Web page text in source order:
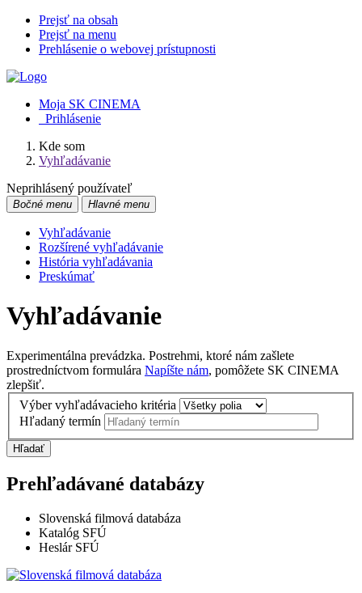
Prejsť na obsah
Prejsť na menu
Prehlásenie o webovej prístupnosti
Moja SK CINEMA
Prihlásenie
Kde som
Vyhľadávanie
Neprihlásený používateľ
Bočné menu Hlavné menu
Vyhľadávanie
Rozšírené vyhľadávanie
História vyhľadávania
Preskúmať
Vyhľadávanie
Experimentálna prevádzka. Postrehmi, ktoré nám zašlete
prostredníctvom formulára Napíšte nám, pomôžete SK CINEMA
zlepšiť.
Výber vyhľadávacieho kritéria
Hľadaný termín
Hľadať
Prehľadávané databázy
Slovenská filmová databáza
Katalóg SFÚ
Heslár SFÚ